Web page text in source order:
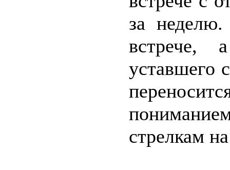
за
встрече,
уставшего
стрелкам